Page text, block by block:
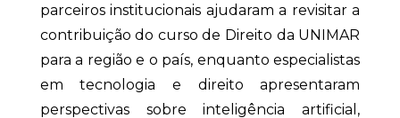
parceiros institucionais ajudaram a revisitar a
contribuição do curso de Direito da UNIMAR
para a região e o país, enquanto especialistas
em tecnologia e direito apresentaram
perspectivas sobre inteligência artificial,